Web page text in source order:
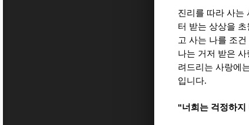
진리를 따라 사는
터 받는 상상을
고 사는 나를 조
나는 거저 받은
려드리는 사랑에
입니다.
"너희는 걱정하지